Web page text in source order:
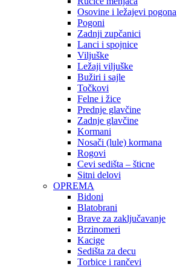
Osovine i ležajevi pogona
Pogoni
Zadnji zupčanici
Lanci i spojnice
Viljuške
Ležaji viljuške
Bužiri i sajle
Točkovi
Felne i žice
Prednje glavčine
Zadnje glavčine
Kormani
Nosači (lule) kormana
Rogovi
Cevi sedišta – šticne
Sitni delovi
OPREMA
Bidoni
Blatobrani
Brave za zaključavanje
Brzinomeri
Kacige
Sedišta za decu
Torbice i rančevi